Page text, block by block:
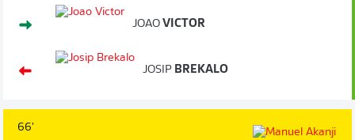
JOAO VICTOR
JOSIP BREKALO
66'